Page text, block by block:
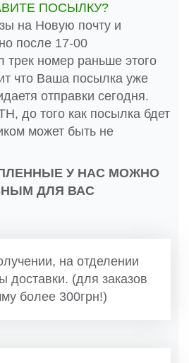
ПОСЫЛКУ?
на Новую почту и
после 17-00
номер раньше этого
что Ваша посылка уже
отправки сегодня.
до того как посылка бдет
может быть не
У НАС МОЖНО
ДЛЯ ВАС
на отделении
доставки. (для заказов
более 300грн!)